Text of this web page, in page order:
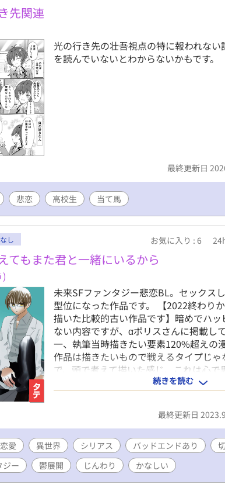
先関連
光の行き先の壮吾視点の特に報われない
を読んでいないとわからないかもです。
最終更新日
悲恋 高校生 当て馬
なし お気に入り : 6
てもまた君と一緒にいるから
未来SFファンタジー悲恋BL。セックス
型位になった作品です。 【2022終わり
描いた比較的古い作品です】暗めでハッ
ない内容ですが、αポリスさんに掲載し
一、執筆当時描きたい要素120%超えの
作品は描きたいもので戦えるタイプじ
で、頭で考えて描いた感じ、これは心で
続きを読む
最終更新日
恋愛 異世界 シリアス バッドエンドあり
ジー
鬱展開 じんわり かなしい